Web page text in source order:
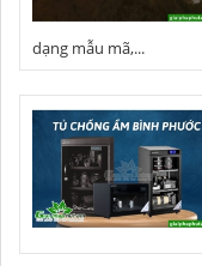
dạng mẫu mã,...